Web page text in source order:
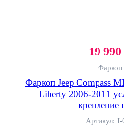
19
Фаркоп
Фаркоп Jeep Compass
Liberty 2006-2011
крепление
Артикул: J-